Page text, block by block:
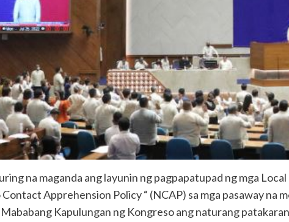
na maganda ang layunin ng pagpapatupad ng mga
Apprehension Policy “ (NCAP) sa mga pasaway
Kapulungan ng Kongreso ang naturang